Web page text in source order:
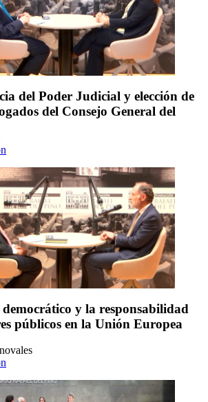
del Poder Judicial y elección de
del Consejo General del
y la responsabilidad
públicos en la Unión Europea